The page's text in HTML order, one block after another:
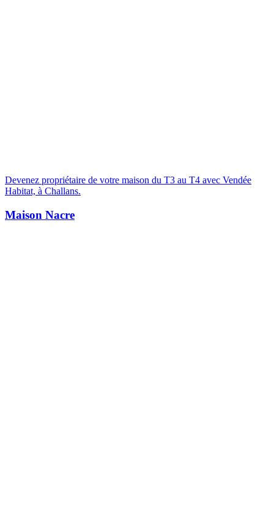
Devenez propriétaire de votre maison du T3 au T4 avec Vendée
Habitat, à Challans.
Maison Nacre